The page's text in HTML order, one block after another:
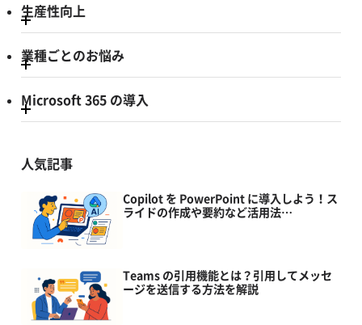
生産性向上
業種ごとのお悩み
Microsoft 365 の導入
人気記事
Copilot を PowerPoint に導入しよう！ス
ライドの作成や要約など活用法…
Teams の引用機能とは？引用してメッセ
ージを送信する方法を解説